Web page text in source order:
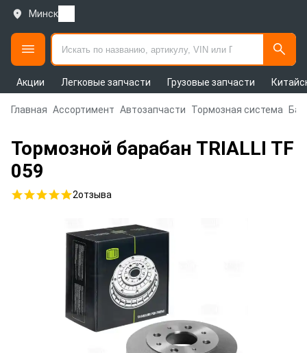
Минск
Акции Легковые запчасти Грузовые запчасти
Главная Ассортимент Автозапчасти Тормозная система
Тормозной барабан TRIALLI TF
059
2отзыва